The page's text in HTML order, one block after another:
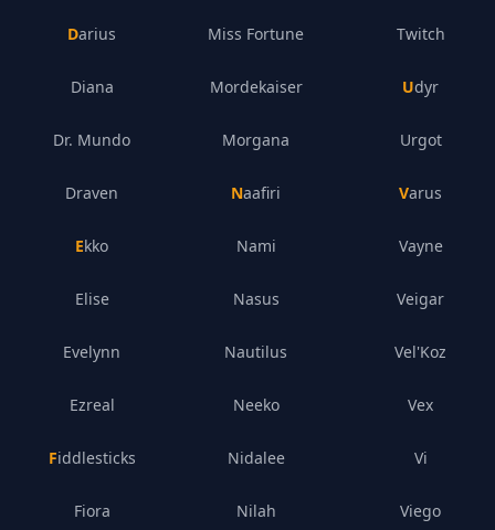
Darius
Diana
Dr. Mundo
Draven
Ekko
Elise
Evelynn
Ezreal
Fiddlesticks
Fiora
Miss Fortune
Mordekaiser
Morgana
Naafiri
Nami
Nasus
Nautilus
Neeko
Nidalee
Nilah
Twitch
Udyr
Urgot
Varus
Vayne
Veigar
Vel'Koz
Vex
Vi
Viego